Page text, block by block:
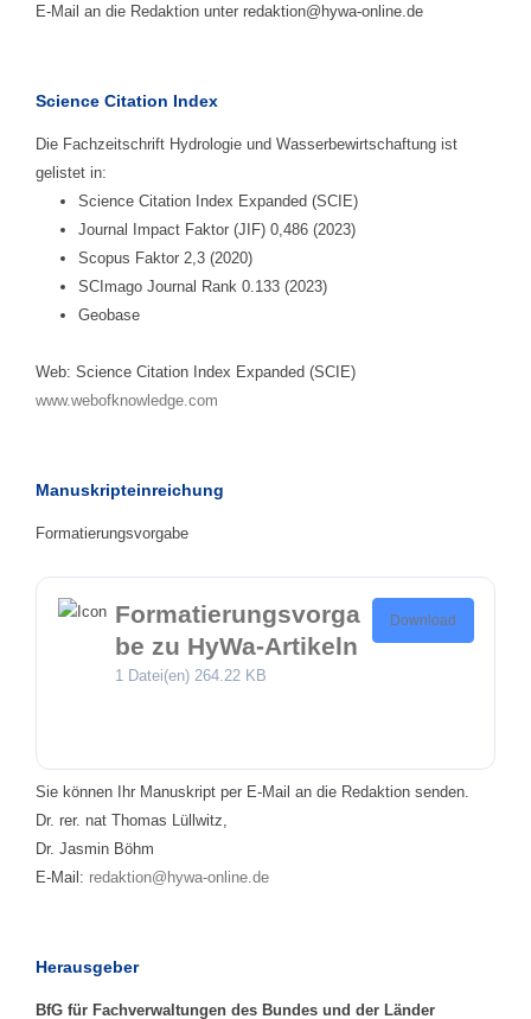
E-Mail an die Redaktion unter redaktion@hywa-online.de
Science Citation Index
Die Fachzeitschrift Hydrologie und Wasserbewirtschaftung ist
gelistet in:
Science Citation Index Expanded (SCIE)
Journal Impact Faktor (JIF) 0,486 (2023)
Scopus Faktor 2,3 (2020)
SCImago Journal Rank 0.133 (2023)
Geobase
Web: Science Citation Index Expanded (SCIE)
www.webofknowledge.com
Manuskripteinreichung
Formatierungsvorgabe
Formatierungsvorga
be zu HyWa-Artikeln
1 Datei(en) 264.22 KB
Download
Sie können Ihr Manuskript per E-Mail an die Redaktion senden.
Dr. rer. nat Thomas Lüllwitz,
Dr. Jasmin Böhm
E-Mail: redaktion@hywa-online.de
Herausgeber
BfG für Fachverwaltungen des Bundes und der Länder